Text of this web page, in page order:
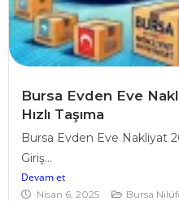
Bursa Evden Eve
Hızlı Taşıma
Bursa Evden Eve Nakliyat
Giriş...
Devam et
Nisan 6, 2025 Bursa